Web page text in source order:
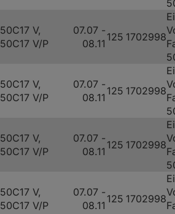
50C17 V,
50C17 V/P
07.07 -
08.11
125 1702998
50C17 V,
50C17 V/P
07.07 -
08.11
125 1702998
50C17 V,
50C17 V/P
07.07 -
08.11
125 1702998
50C17 V,
50C17 V/P
07.07 -
08.11
125 1702998